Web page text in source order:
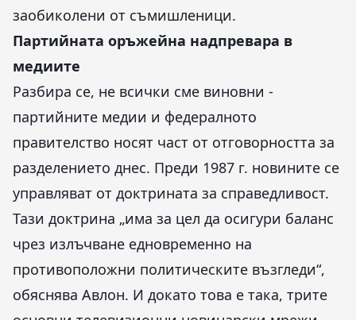
заобиколени от съмишленици.
Партийната оръжейна надпревара в
медиите
Разбира се, не всички сме виновни -
партийните медии и федералното
правителство носят част от отговорността за
разделението днес. Преди 1987 г. новините се
управляват от доктрината за справедливост.
Тази доктрина „има за цел да осигури баланс
чрез излъчване едновременно на
противоположни политическите възгледи“,
обяснява Авлон. И докато това е така, трите